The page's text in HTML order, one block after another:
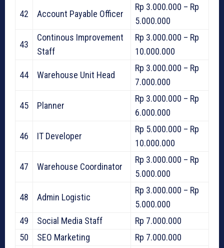
42 Account Payable Officer
Rp 3.000.000 – Rp
5.000.000
43
Continous Improvement
Staff
Rp 3.000.000 – Rp
10.000.000
44 Warehouse Unit Head
Rp 3.000.000 – Rp
7.000.000
45 Planner
Rp 3.000.000 – Rp
6.000.000
46 IT Developer
Rp 5.000.000 – Rp
10.000.000
47 Warehouse Coordinator
Rp 3.000.000 – Rp
5.000.000
48 Admin Logistic
Rp 3.000.000 – Rp
5.000.000
49
Social Media Staff
Rp 7.000.000
50
SEO Marketing Rp 7.000.000